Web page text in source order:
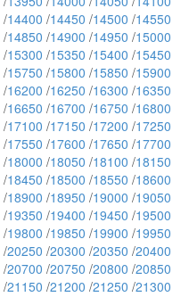
/14400 /14450 /14500 /14550
/14850 /14900 /14950 /15000
/15300 /15350 /15400 /15450
/15750 /15800 /15850 /15900
/16200 /16250 /16300 /16350
/16650 /16700 /16750 /16800
/17100 /17150 /17200 /17250
/17550 /17600 /17650 /17700
/18000 /18050 /18100 /18150
/18450 /18500 /18550 /18600
/18900 /18950 /19000 /19050
/19350 /19400 /19450 /19500
/19800 /19850 /19900 /19950
/20250 /20300 /20350 /20400
/20700 /20750 /20800 /20850
/21150 /21200 /21250 /21300